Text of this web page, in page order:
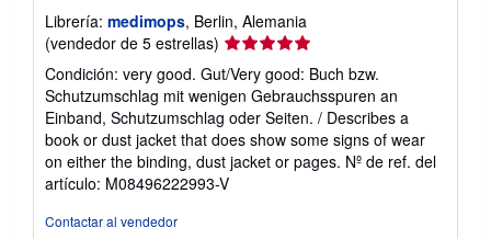
Librería: medimops, Berlin, Alemania
(vendedor de 5 estrellas) Calificación
del
vendedor:
5
de
5
estrellas
Condición: very good. Gut/Very good: Buch bzw.
Schutzumschlag mit wenigen Gebrauchsspuren an
Einband, Schutzumschlag oder Seiten. / Describes a
book or dust jacket that does show some signs of wear
on either the binding, dust jacket or pages. Nº de ref. del
artículo: M08496222993-V
Contactar al vendedor